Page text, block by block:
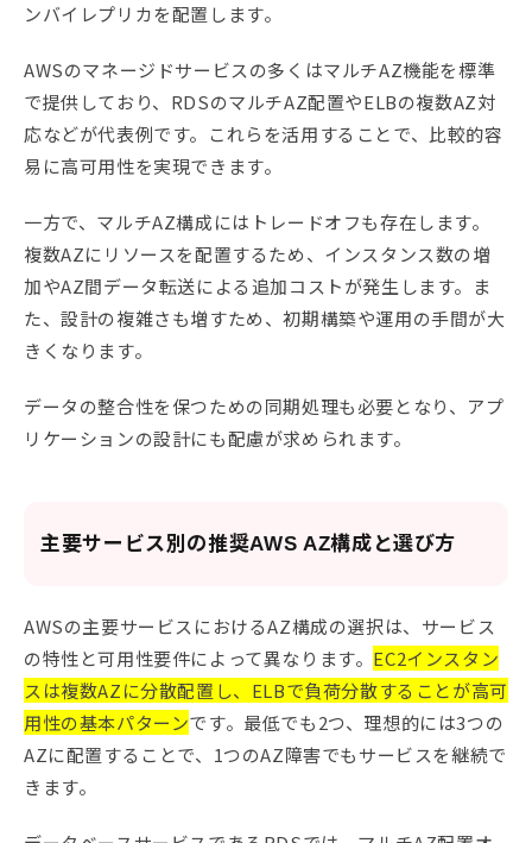
ンバイレプリカを配置します。
AWSのマネージドサービスの多くはマルチAZ機能を標準
で提供しており、RDSのマルチAZ配置やELBの複数AZ対
応などが代表例です。これらを活用することで、比較的容
易に高可用性を実現できます。
一方で、マルチAZ構成にはトレードオフも存在します。
複数AZにリソースを配置するため、インスタンス数の増
加やAZ間データ転送による追加コストが発生します。ま
た、設計の複雑さも増すため、初期構築や運用の手間が大
きくなります。
データの整合性を保つための同期処理も必要となり、アプ
リケーションの設計にも配慮が求められます。
主要サービス別の推奨AWS AZ構成と選び方
AWSの主要サービスにおけるAZ構成の選択は、サービス
の特性と可用性要件によって異なります。 EC2インスタン
スは複数AZに分散配置し、ELBで負荷分散することが高可
用性の基本パターンです。最低でも2つ、理想的には3つの
AZに配置することで、1つのAZ障害でもサービスを継続で
きます。